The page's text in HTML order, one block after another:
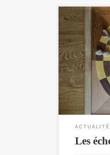
Roi des jeux,
Les